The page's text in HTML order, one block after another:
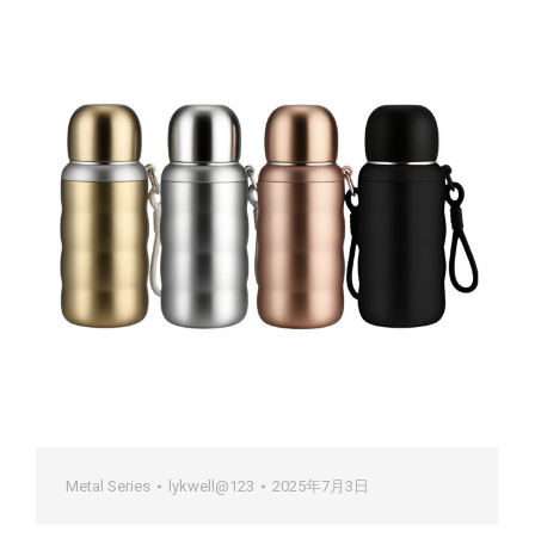
Metal Series lykwell@123 2025年7月3日